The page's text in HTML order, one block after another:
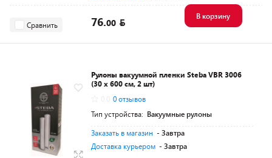
Сравнить 76.00
В корзину
Рулоны вакуумной пленки Steba VBR 3006
(30 x 600 см, 2 шт)
0 отзывов
Тип устройства: Вакуумные рулоны
Заказать в магазин - Завтра
Доставка курьером - Завтра